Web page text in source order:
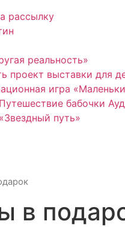
рассылку
реальность»
проект выставки для
игра
бабочки
путь»
в